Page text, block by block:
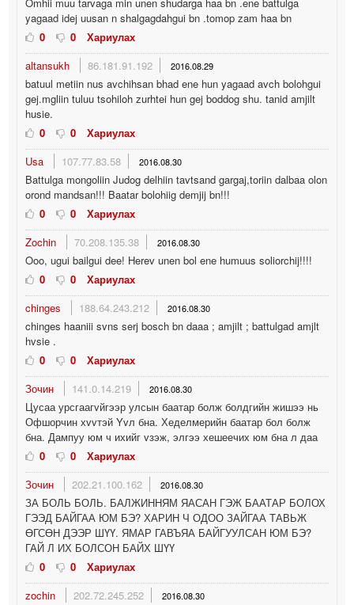
yagaad idej uusan n shalgagdahgui bn .tomop zam haa bn
0
0
Хариулах
altansukh
86.181.91.192 2016.08.29
batuul metiin nus avchihsan bhad ene hun yagaad avch bolohgui
gej.mgliin tuluu tsohiloh zurhtei hun gej boddog shu. tanid amjilt
husie.
0
0
Хариулах
Usa
107.77.83.58 2016.08.30
Battulga mongoliin Judog delhiin tavtsand gargaj,toriin dalbaa olon
orond mandsan!!! Baatar bolohiig demjij bn!!!
0
0
Хариулах
Zochin
70.208.135.38 2016.08.30
Ooo, ugui bailgui dee! Herev unen bol ene humuus soliorchij!!!!
0
0
Хариулах
chinges
188.64.243.212 2016.08.30
chinges haaniii svns serj bosch bn daaa ; amjilt ; battulgad amjlt
hvsie .
0
0
Хариулах
Зочин
141.0.14.219 2016.08.30
Цусаа урсгаагvйгээр улсын баатар болж болдгийн жишээ нь
Офшорчин хvvтэй Yvл бна. Хеделмерийн баатар бол болж
бна. Дампуу юм ч ихийг vзэж, элгээ хешеечих юм бна л даа
0
0
Хариулах
Зочин
202.21.100.162 2016.08.30
ЗА БОЛЬ БОЛЬ. БАЛЖИННЯМ ЯАСАН ГЭЖ БААТАР БОЛОХ
ГЭЭД БАЙГАА ЮМ БЭ? ХАРИН Ч ОДОО ЗАЙГАА ТАВЬЖ
ӨГСӨН ДЭЭР ШҮҮ. ЯМАР ГАВЪЯА БАЙГУУЛСАН ЮМ БЭ?
ГАЙ Л ИХ БОЛСОН БАЙХ ШҮҮ
0
0
Хариулах
zochin
202.72.245.252 2016.08.30